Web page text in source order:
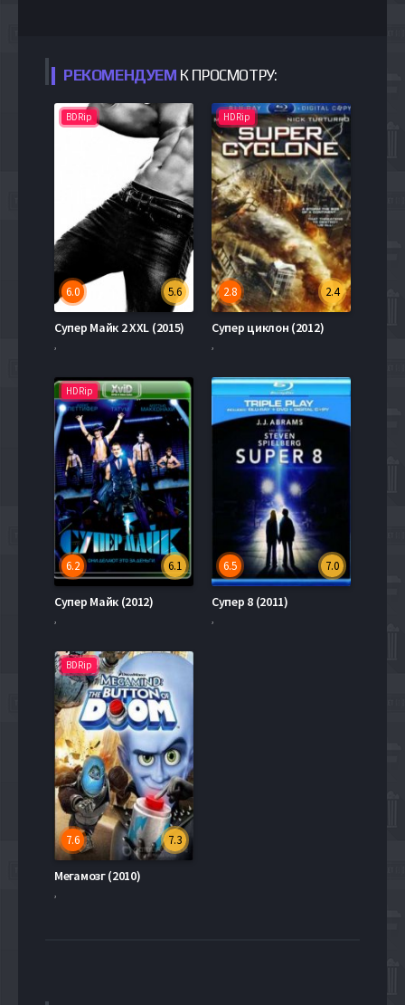
РЕКОМЕНДУЕМ К ПРОСМОТРУ:
BDRip
5.6
6.0
Супер Майк 2 XXL (2015)
HDRip
2.4
2.8
Супер циклон (2012)
HDRip
6.1
6.2
Супер Майк (2012)
7.0
6.5
Супер 8 (2011)
BDRip
7.3
7.6
Мегамозг (2010)